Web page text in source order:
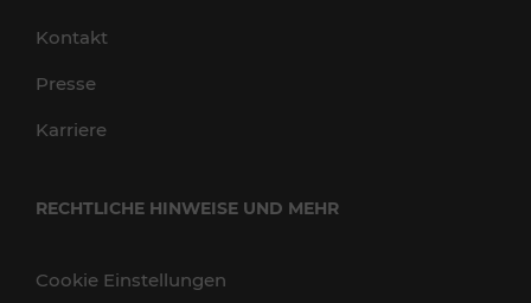
Kontakt
Presse
Karriere
RECHTLICHE HINWEISE UND MEHR
Cookie Einstellungen